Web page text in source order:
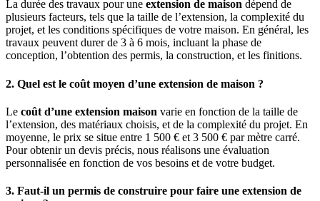
La durée des travaux pour une extension de maison dépend de
plusieurs facteurs, tels que la taille de l’extension, la complexité du
projet, et les conditions spécifiques de votre maison. En général, les
travaux peuvent durer de 3 à 6 mois, incluant la phase de
conception, l’obtention des permis, la construction, et les finitions.
2. Quel est le coût moyen d’une extension de maison ?
Le coût d’une extension maison varie en fonction de la taille de
l’extension, des matériaux choisis, et de la complexité du projet. En
moyenne, le prix se situe entre 1 500 € et 3 500 € par mètre carré.
Pour obtenir un devis précis, nous réalisons une évaluation
personnalisée en fonction de vos besoins et de votre budget.
3. Faut-il un permis de construire pour faire une extension de